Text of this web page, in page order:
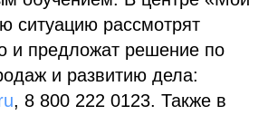
ситуацию рассмотрят
и предложат решение по
и развитию дела:
, 8 800 222 0123. Также в